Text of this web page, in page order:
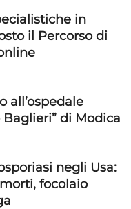
in
il Percorso di
all’ospedale
di Modica
negli Usa:
focolaio